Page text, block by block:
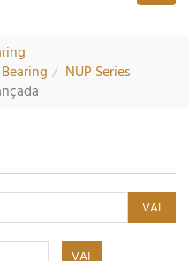
NUP Series